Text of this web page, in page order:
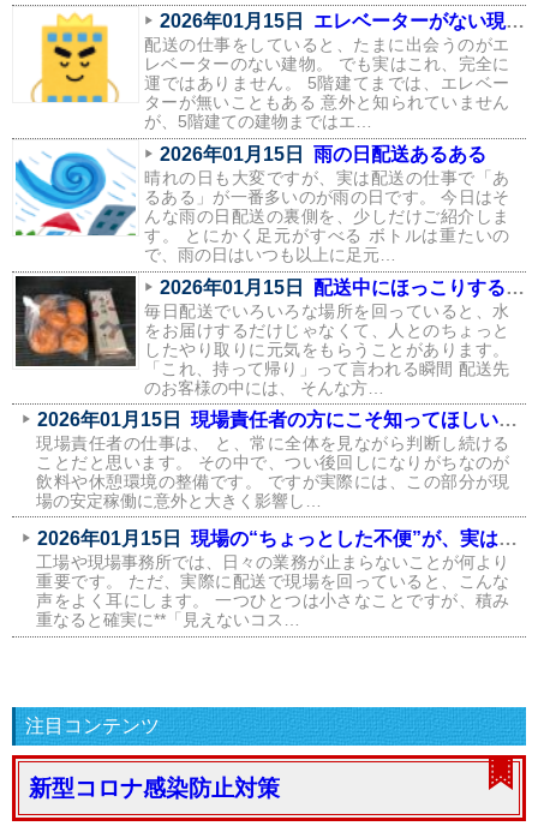
2026年01月15日 エレベーターがない現場あるある（配送員の本音つき）
配送の仕事をしていると、たまに出会うのがエ
レベーターのない建物。 でも実はこれ、完全に
運ではありません。 5階建てまでは、エレベー
ターが無いこともある 意外と知られていません
が、5階建ての建物まではエ…
2026年01月15日 雨の日配送あるある
晴れの日も大変ですが、実は配送の仕事で「あ
るある」が一番多いのが雨の日です。 今日はそ
んな雨の日配送の裏側を、少しだけご紹介しま
す。 とにかく足元がすべる ボトルは重たいの
で、雨の日はいつも以上に足元…
2026年01月15日 配送中にほっこりする瞬間が、実はたくさんあります
毎日配送でいろいろな場所を回っていると、水
をお届けするだけじゃなくて、人とのちょっと
したやり取りに元気をもらうことがあります。
「これ、持って帰り」って言われる瞬間 配送先
のお客様の中には、 そんな方…
2026年01月15日 現場責任者の方にこそ知ってほしい、飲料環境が現場に与える影響
現場責任者の仕事は、 と、常に全体を見ながら判断し続ける
ことだと思います。 その中で、つい後回しになりがちなのが
飲料や休憩環境の整備です。 ですが実際には、この部分が現
場の安定稼働に意外と大きく影響し…
2026年01月15日 現場の“ちょっとした不便”が、実はコストになっている話
工場や現場事務所では、日々の業務が止まらないことが何より
重要です。 ただ、実際に配送で現場を回っていると、こんな
声をよく耳にします。 一つひとつは小さなことですが、積み
重なると確実に**「見えないコス…
注目コンテンツ
新型コロナ感染防止対策